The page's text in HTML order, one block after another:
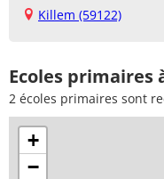
Killem (59122)
Ecoles primaires
2 écoles primaires sont
+
−